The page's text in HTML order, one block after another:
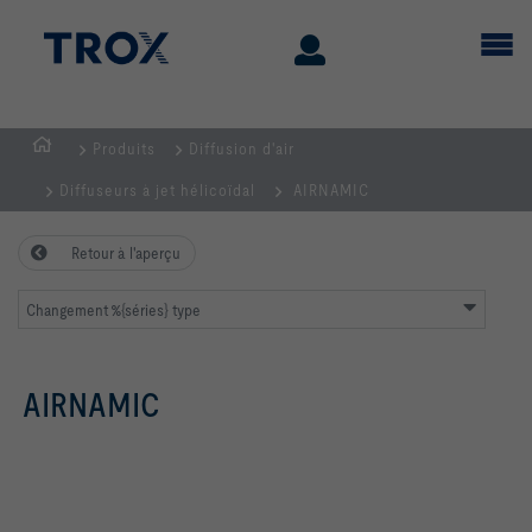
d'accueil
Produits Diffusion d'air
Diffuseurs à jet hélicoïdal AIRNAMIC
Retour à l'aperçu
Changement %{séries} type
AIRNAMIC